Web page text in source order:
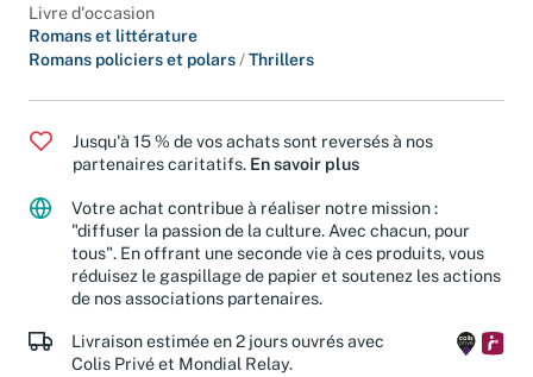
Livre d'occasion
Romans et littérature
Romans policiers et polars /Thrillers
Jusqu'à 15 % de vos achats sont reversés à nos
partenaires caritatifs. En savoir plus
Votre achat contribue à réaliser notre mission :
"diffuser la passion de la culture. Avec chacun, pour
tous". En offrant une seconde vie à ces produits, vous
réduisez le gaspillage de papier et soutenez les actions
de nos associations partenaires.
Livraison estimée en 2 jours ouvrés avec
Colis Privé et Mondial Relay.